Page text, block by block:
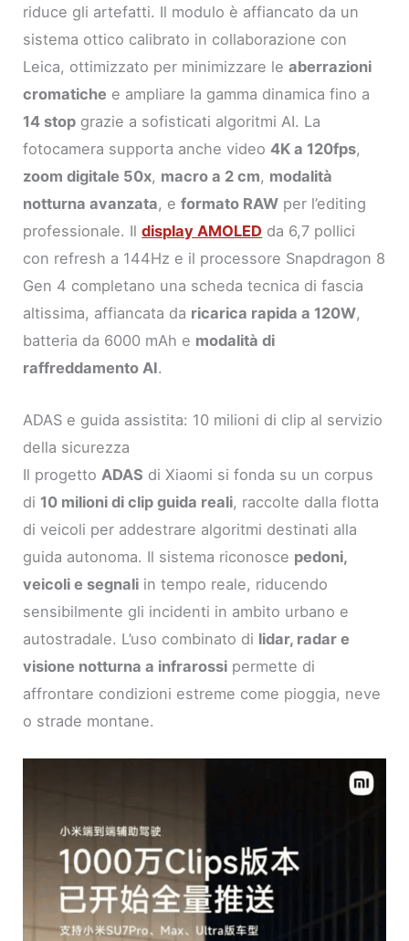
riduce gli artefatti. Il modulo è affiancato da un
sistema ottico calibrato in collaborazione con
Leica, ottimizzato per minimizzare leaberrazioni
cromatiche e ampliare la gamma dinamica fino a
14 stop grazie a sofisticati algoritmi AI. La
fotocamera supporta anche video4K a 120fps,
zoom digitale 50x, macro a 2 cm, modalità
notturna avanzata, eformato RAW per l’editing
professionale. Ildisplay AMOLED da 6,7 pollici
con refresh a 144Hz e il processore Snapdragon 8
Gen 4 completano una scheda tecnica di fascia
altissima, affiancata da ricarica rapida a 120W,
batteria da 6000 mAh e modalità di
raffreddamento AI.
ADAS e guida assistita: 10 milioni di clip al servizio
della sicurezza
Il progetto ADAS di Xiaomi si fonda su un corpus
di 10 milioni di clip guida reali, raccolte dalla flotta
di veicoli per addestrare algoritmi destinati alla
guida autonoma. Il sistema riconosce pedoni,
veicoli e segnali in tempo reale, riducendo
sensibilmente gli incidenti in ambito urbano e
autostradale. L’uso combinato di lidar, radar e
visione notturna a infrarossi permette di
affrontare condizioni estreme come pioggia, neve
o strade montane.